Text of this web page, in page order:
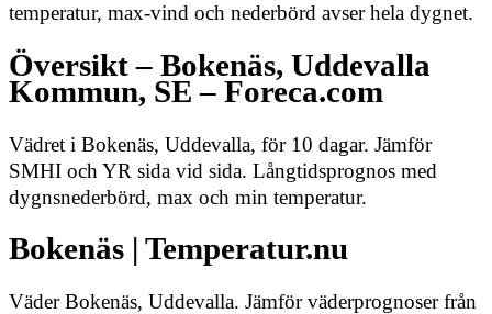
temperatur, max-vind och nederbörd avser hela dygnet.
Översikt – Bokenäs, Uddevalla
Kommun, SE – Foreca.com
Vädret i Bokenäs, Uddevalla, för 10 dagar. Jämför
SMHI och YR sida vid sida. Långtidsprognos med
dygnsnederbörd, max och min temperatur.
Bokenäs | Temperatur.nu
Väder Bokenäs, Uddevalla. Jämför väderprognoser från